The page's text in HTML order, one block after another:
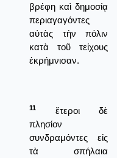
βρέφη καὶ δημοσίᾳ
περιαγαγόντες
αὐτὰς τὴν πόλιν
κατὰ τοῦ τείχους
ἐκρήμνισαν.
11
ἕτεροι δὲ
πλησίον
συνδραμόντες εἰς
τὰ σπήλαια